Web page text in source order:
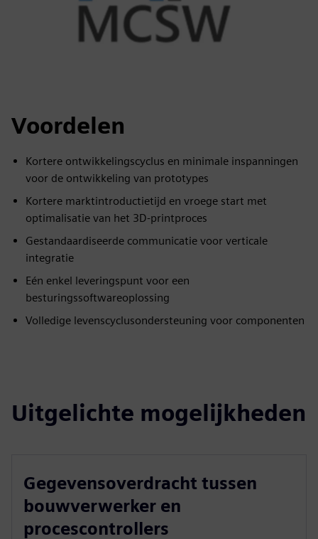
Voordelen
Kortere ontwikkelingscyclus en minimale inspanningen
voor de ontwikkeling van prototypes
Kortere marktintroductietijd en vroege start met
optimalisatie van het 3D-printproces
Gestandaardiseerde communicatie voor verticale
integratie
Eén enkel leveringspunt voor een
besturingssoftwareoplossing
Volledige levenscyclusondersteuning voor componenten
Uitgelichte mogelijkheden
Gegevensoverdracht tussen
bouwverwerker en
procescontrollers